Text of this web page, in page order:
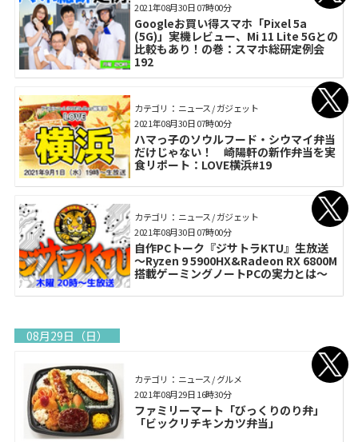
Googleお買い得スマホ「Pixel 5a
(5G)」実機レビュー、Mi 11 Lite 5Gとの
比較もあり！の巻：スマホ総研定例会
192
2021年08月30日 07時00分
カテゴリ： ニュース / ガジェット
ハマっ子のソウルフード・シウマイ弁当
だけじゃない！ 崎陽軒の新作弁当を実
食リポート：LOVE横浜#19
2021年08月30日 07時00分
カテゴリ： ニュース / ガジェット
自作PCトーク『ジサトラKTU』生放送
～Ryzen 9 5900HX&Radeon RX 6800M
搭載ゲーミングノートPCの実力とは～
2021年08月30日 07時00分
08月29日（日）
カテゴリ： ニュース / グルメ
ファミリーマート「びっくりのり弁」
「ビックリチキンカツ弁当」
2021年08月29日 16時30分